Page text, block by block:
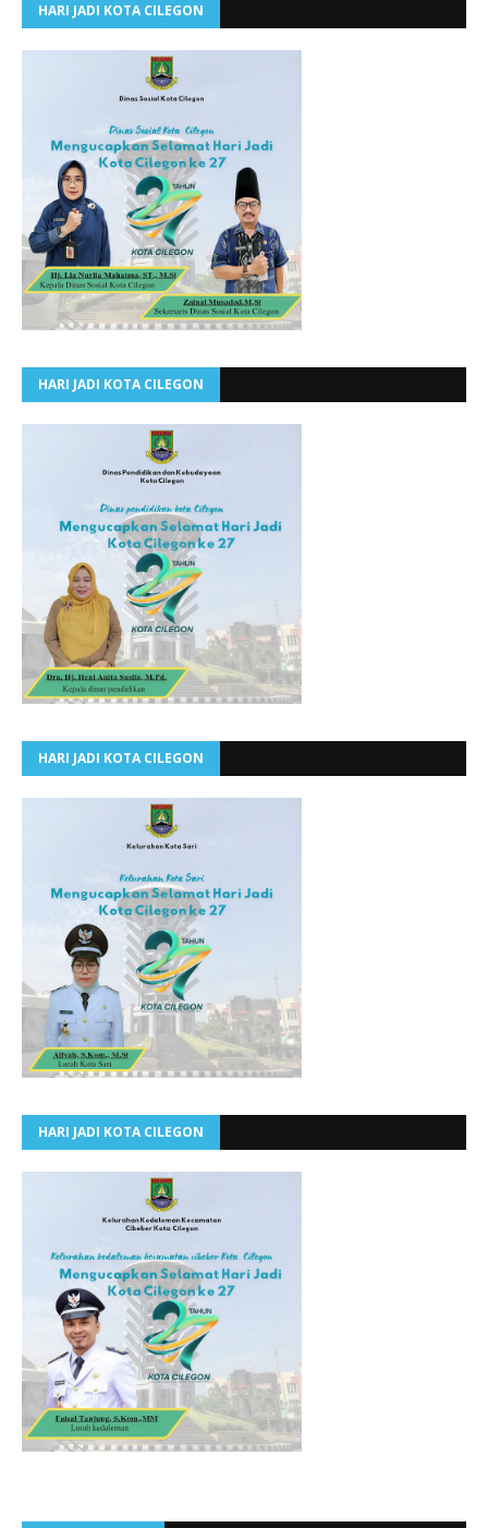
HARI JADI KOTA CILEGON
HARI JADI KOTA CILEGON
HARI JADI KOTA CILEGON
HARI JADI KOTA CILEGON